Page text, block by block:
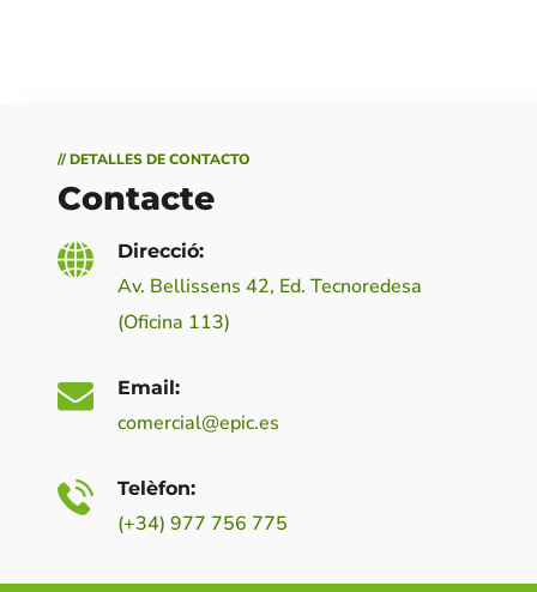
// DETALLES DE CONTACTO
Contacte
Direcció:
Av. Bellissens 42, Ed. Tecnoredesa
(Oficina 113)
Email:
comercial@epic.es
Telèfon:
(+34) 977 756 775